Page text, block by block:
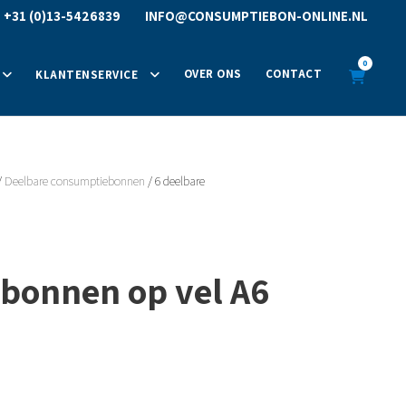
+31 (0)13-5426839 INFO@CONSUMPTIEBON-ONLINE.NL
KLANTENSERVICE OVER ONS CONTACT
0
Deelbare consumptiebonnen / 6 deelbare
op vel A6